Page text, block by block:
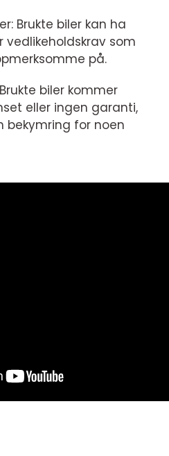
Brukte biler kan ha
vedlikeholdskrav som
på.
biler kommer
eller ingen garanti,
bekymring for noen